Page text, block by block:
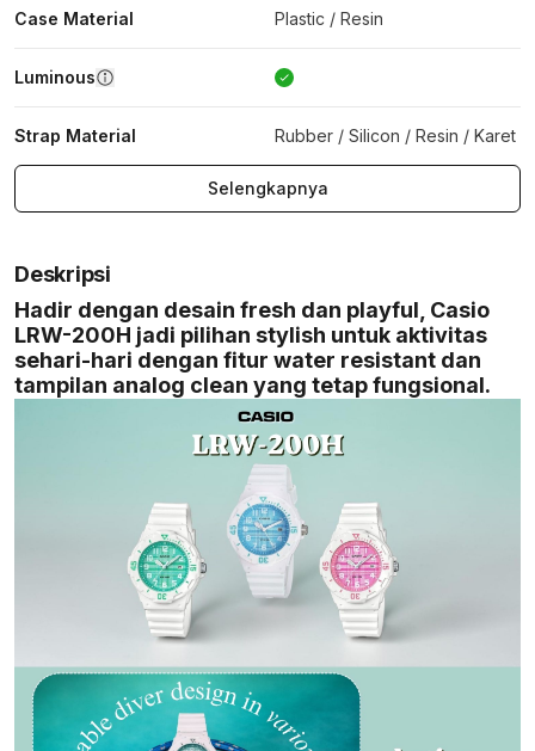
Case Material Plastic / Resin
Luminous
Strap Material Rubber / Silicon / Resin / Karet
Selengkapnya
Deskripsi
Hadir dengan desain fresh dan playful, Casio
LRW-200H jadi pilihan stylish untuk aktivitas
sehari-hari dengan fitur water resistant dan
tampilan analog clean yang tetap fungsional.